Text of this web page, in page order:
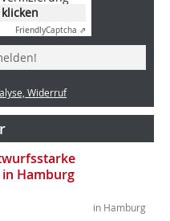
FriendlyCaptcha ⇗
Widerruf
Hamburg
in Hamburg